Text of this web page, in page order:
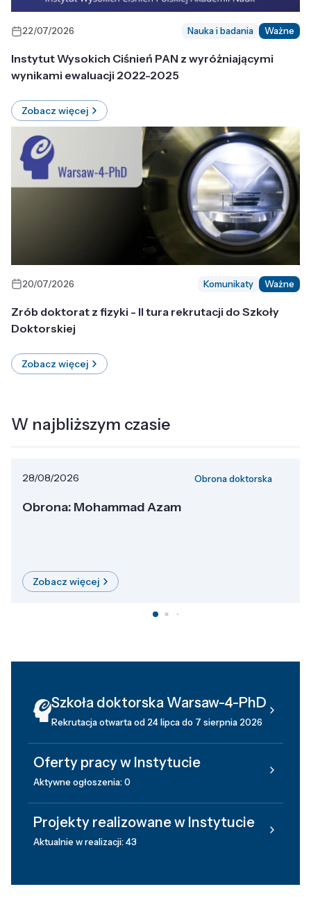
22/07/2026 Nauka i badania Ważne
Instytut Wysokich Ciśnień PAN z wyróżniającymi
wynikami ewaluacji 2022-2025
Zobacz więcej
20/07/2026 Komunikaty Ważne
Zrób doktorat z fizyki - II tura rekrutacji do Szkoły
Doktorskiej
Zobacz więcej
W najbliższym czasie
28/08/2026 Obrona doktorska
Obrona: Mohammad Azam
Zobacz więcej
Szkoła doktorska Warsaw-4-PhD
Rekrutacja otwarta od 24 lipca do 7 sierpnia 2026
Oferty pracy w Instytucie
Aktywne ogłoszenia: 0
Projekty realizowane w Instytucie
Aktualnie w realizacji: 43